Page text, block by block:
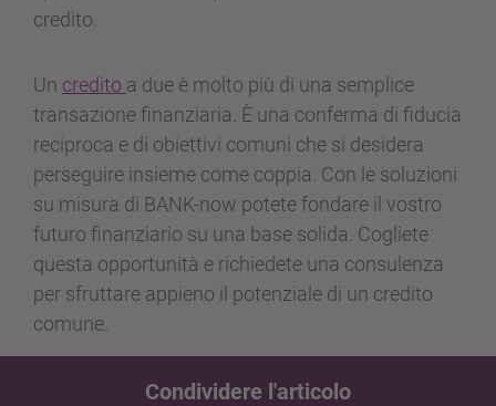
credito.
Un credito a due è molto più di una semplice
transazione finanziaria. È una conferma di fiducia
reciproca e di obiettivi comuni che si desidera
perseguire insieme come coppia. Con le soluzioni
su misura di BANK-now potete fondare il vostro
futuro finanziario su una base solida. Cogliete
questa opportunità e richiedete una consulenza
per sfruttare appieno il potenziale di un credito
comune.
Condividere l'articolo